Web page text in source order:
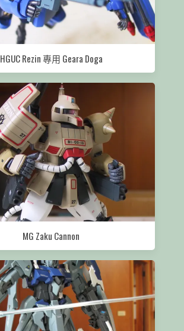
HGUC Rezin 專用 Geara Doga
MG Zaku Cannon